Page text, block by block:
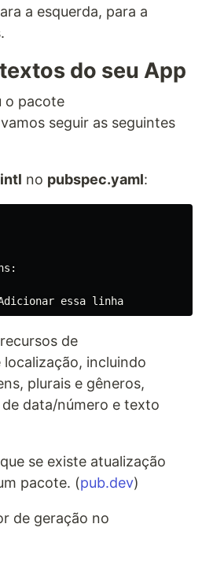
a esquerda, para a
do seu App
o pacote
vamos seguir as seguintes
intl no pubspec.yaml:
de
incluindo
plurais e gêneros,
data/número e texto
se existe atualização
pacote. (pub.dev)
de geração no